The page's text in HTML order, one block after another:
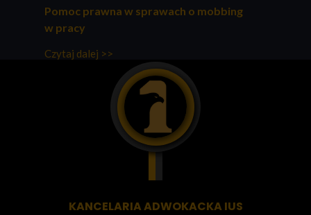
Pomoc prawna w sprawach o mobbing
w pracy
Czytaj dalej >>
KANCELARIA ADWOKACKAIUS